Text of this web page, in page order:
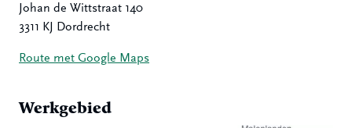
Johan de Wittstraat 140
3311 KJ Dordrecht
Route met Google Maps
Werkgebied